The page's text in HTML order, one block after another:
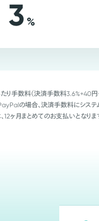
3 %
り手数料（決済手数料3.6%+40
の場合、決済手数料にシステ
ヶ月まとめてのお支払いとなりま